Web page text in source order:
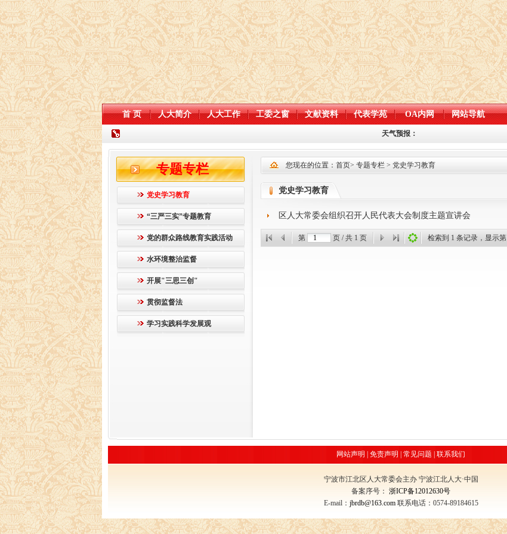
首 页 人大简介 人大工作 工委之窗 文献资料 代表学苑 OA内网 网站导航
天气预报：
专题专栏
党史学习教育
“三严三实”专题教育
党的群众路线教育实践活动
水环境整治监督
开展"三思三创"
贯彻监督法
学习实践科学发展观
您现在的位置： 首页> 专题专栏 > 党史学习教育
党史学习教育
区人大常委会组织召开人民代表大会制度主题宣讲会
第 页 / 共 1 页 检索到 1 条记录，显示第
网站声明 免责声明 常见问题 联系我们
宁波市江北区人大常委会主办 宁波江北人大·中国
备案序号： 浙ICP备12012630号
E-mail： jbrdb@163.com联系电话：0574-89184615